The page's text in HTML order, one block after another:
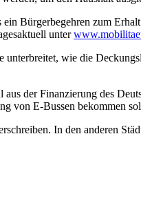
Bürgerbegehren zum
unter
wie die
aus der Finanzierung des
von E-Bussen bekommen
In den anderen